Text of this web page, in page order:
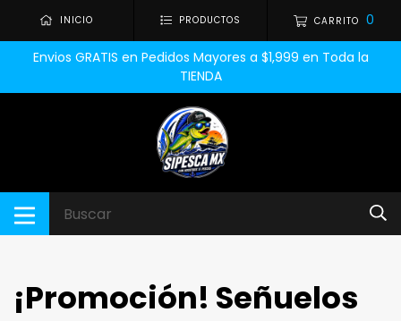
INICIO PRODUCTOS CARRITO 0
Envios GRATIS en Pedidos Mayores a $1,999 en Toda la
TIENDA
¡Promoción! Señuelos